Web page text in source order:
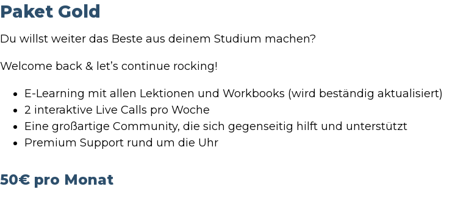
Paket Gold
Du willst weiter das Beste aus deinem Studium machen?
Welcome back & let’s continue rocking!
E-Learning mit allen Lektionen und Workbooks (wird beständig aktualisiert)
2 interaktive Live Calls pro Woche
Eine großartige Community, die sich gegenseitig hilft und unterstützt
Premium Support rund um die Uhr
50€ pro Monat